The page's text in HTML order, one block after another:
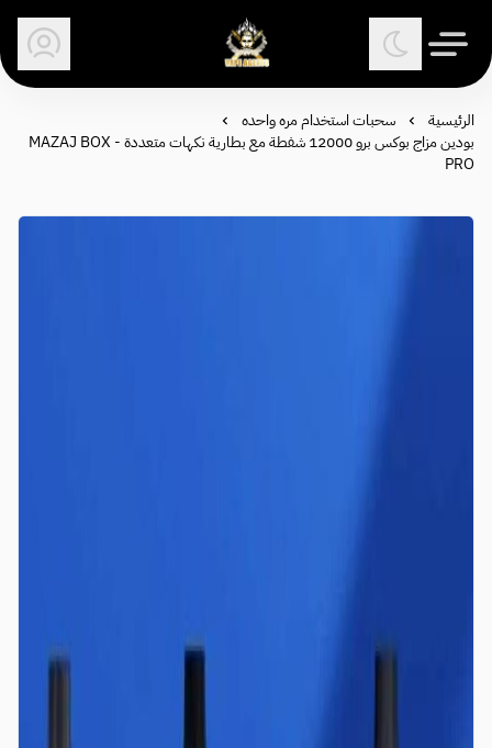
وكلاء الفيب - معتمد في
الرئيسية
سحبات استخدام مره واحده
بودين مزاج بوكس برو 12000 شفطة مع بطارية نكهات متعددة - MAZAJ BOX
PRO